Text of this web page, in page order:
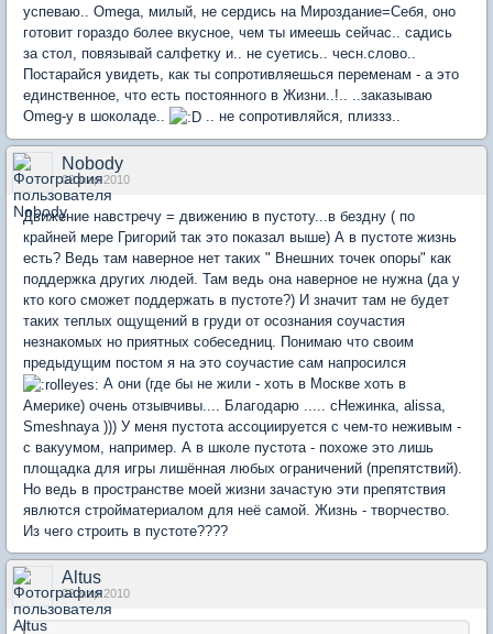
успеваю.. Omega, милый, не сердись на Мироздание=Себя, оно
готовит гораздо более вкусное, чем ты имеешь сейчас.. садись
за стол, повязывай салфетку и.. не суетись.. чесн.слово..
Постарайся увидеть, как ты сопротивляешься переменам - а это
единственное, что есть постоянного в Жизни..!.. ..заказываю
Omeg-у в шоколаде..
.. не сопротивляйся, плиззз..
Nobody
02 мар 2010
Движение навстречу = движению в пустоту...в бездну ( по
крайней мере Григорий так это показал выше) А в пустоте жизнь
есть? Ведь там наверное нет таких " Внешних точек опоры" как
поддержка других людей. Там ведь она наверное не нужна (да у
кто кого сможет поддержать в пустоте?) И значит там не будет
таких теплых ощущений в груди от осознания соучастия
незнакомых но приятных собеседниц. Понимаю что своим
предыдущим постом я на это соучастие сам напросился
А они (где бы не жили - хоть в Москве хоть в
Америке) очень отзывчивы.... Благодарю ..... сНежинка, alissa,
Smeshnaya ))) У меня пустота ассоциируется с чем-то неживым -
с вакуумом, например. А в школе пустота - похоже это лишь
площадка для игры лишённая любых ограничений (препятствий).
Но ведь в пространстве моей жизни зачастую эти препятствия
явлются стройматериалом для неё самой. Жизнь - творчество.
Из чего строить в пустоте????
Altus
02 мар 2010